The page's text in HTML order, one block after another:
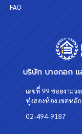
บริษัท บางกอก แ
เลขที่ 99 ซอยงามว
ทุ่งสองห้อง เขตหลั
02-494-9187
FAQ